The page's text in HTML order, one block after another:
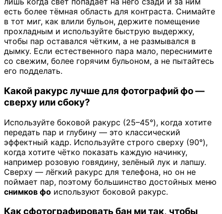
есть более тёмная область для контраста. Снимайте
в тот миг, как влили бульон, держите помещение
прохладным и используйте быструю выдержку,
чтобы пар оставался чётким, а не размывался в
дымку. Если естественного пара мало, переснимите
со свежим, более горячим бульоном, а не пытайтесь
его подделать.
Какой ракурс лучше для фотографий фо —
сверху или сбоку?
Используйте боковой ракурс (25–45°), когда хотите
передать пар и глубину — это классический
эффектный кадр. Используйте строго сверху (90°),
когда хотите чётко показать каждую начинку,
например розовую говядину, зелёный лук и лапшу.
Сверху — лёгкий ракурс для телефона, но он не
поймает пар, поэтому большинство достойных меню
снимков фо используют боковой ракурс.
Как сфотографировать бан ми так, чтобы